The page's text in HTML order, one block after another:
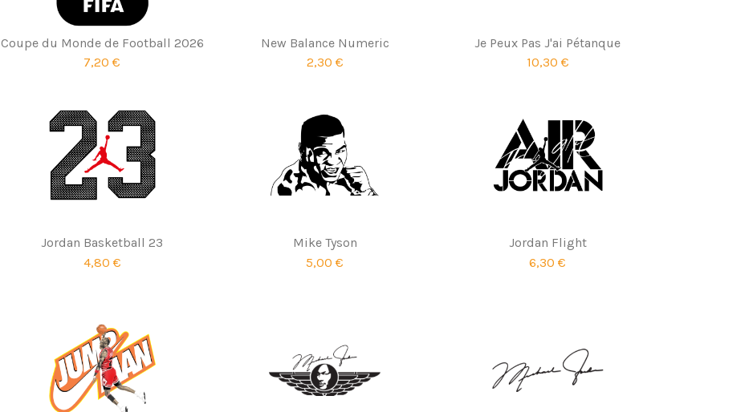
Coupe du Monde de Football 2026
7,20 €
New Balance Numeric
2,30 €
Je Peux Pas J'ai Pétanque
10,30 €
Jordan Basketball 23
4,80 €
Mike Tyson
5,00 €
Jordan Flight
6,30 €